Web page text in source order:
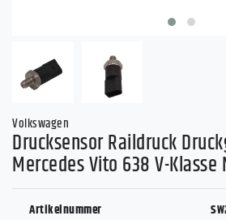
Volkswagen
Drucksensor Raildruck
Mercedes Vito 638 V-Klasse
Artikelnummer